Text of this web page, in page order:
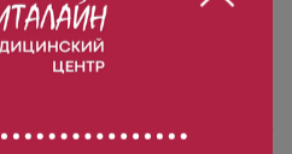
пятен;
морщин, стрий и рубцов;
мелких морщинок;
увлажненности кожи.